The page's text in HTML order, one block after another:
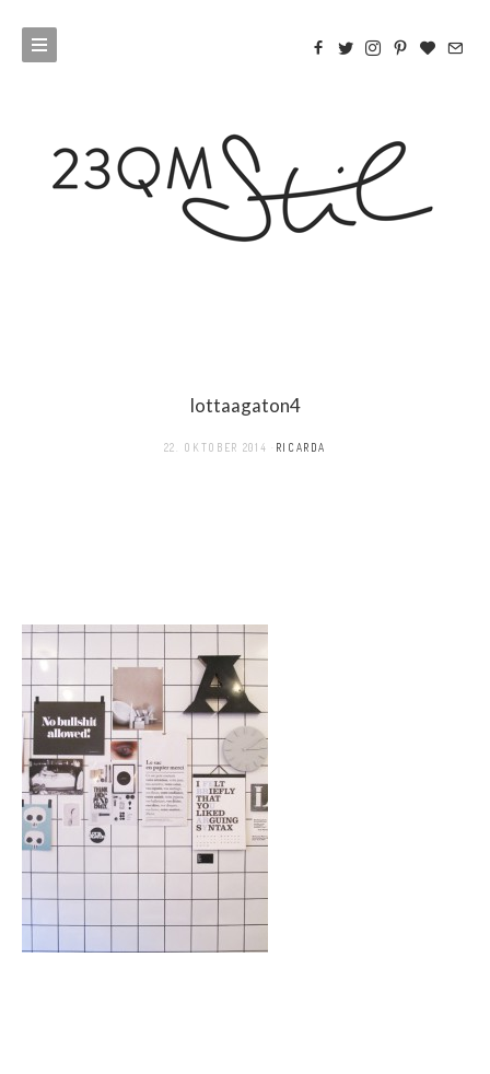
lottaagaton4
22. OKTOBER 2014 RICARDA